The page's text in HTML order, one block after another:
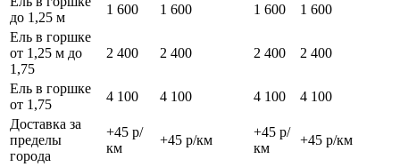
до 1,25 м
1 600 1 600 1 600
1 600
Ель в горшке
от 1,25 м до
1,75
2 400 2 400 2 400 2 400
Ель в горшке
от 1,75
4 100 4 100 4 100
4 100
Доставка за
пределы
города
+45 р/
км
+45 р/км
+45 р/
км
+45 р/км